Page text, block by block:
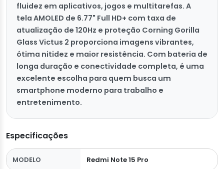
fluidez em aplicativos, jogos e multitarefas. A
tela AMOLED de 6.77" Full HD+ com taxa de
atualização de 120Hz e proteção Corning Gorilla
Glass Victus 2 proporciona imagens vibrantes,
ótima nitidez e maior resistência. Com bateria de
longa duração e conectividade completa, é uma
excelente escolha para quem busca um
smartphone moderno para trabalho e
entretenimento.
Especificações
MODELO Redmi Note 15 Pro